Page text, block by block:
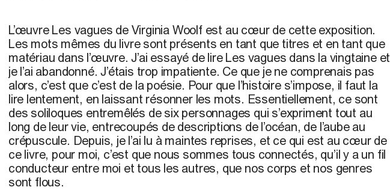
L’œuvre Les vagues de Virginia Woolf est au cœur de cette exposition.
Les mots mêmes du livre sont présents en tant que titres et en tant que
matériau dans l’œuvre. J’ai essayé de lire Les vagues dans la vingtaine et
je l’ai abandonné. J’étais trop impatiente. Ce que je ne comprenais pas
alors, c’est que c’est de la poésie. Pour que l’histoire s’impose, il faut la
lire lentement, en laissant résonner les mots. Essentiellement, ce sont
des soliloques entremêlés de six personnages qui s’expriment tout au
long de leur vie, entrecoupés de descriptions de l’océan, de l’aube au
crépuscule. Depuis, je l’ai lu à maintes reprises, et ce qui est au cœur de
ce livre, pour moi, c’est que nous sommes tous connectés, qu’il y a un fil
conducteur entre moi et tous les autres, que nos corps et nos genres
sont flous.